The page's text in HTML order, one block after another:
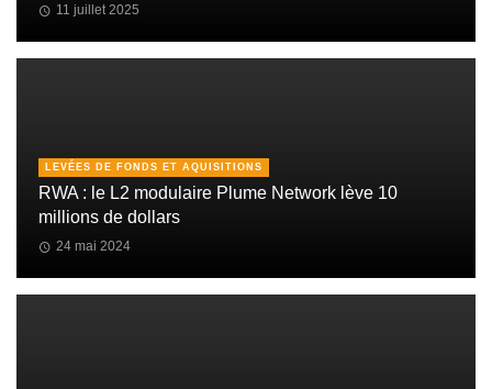
11 juillet 2025
LEVÉES DE FONDS ET AQUISITIONS
RWA : le L2 modulaire Plume Network lève 10
millions de dollars
24 mai 2024